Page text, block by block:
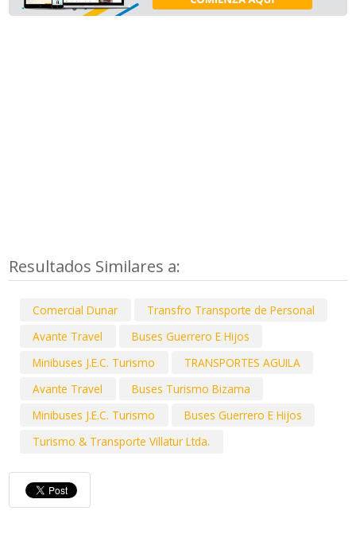
Resultados Similares a:
Comercial Dunar
Transfro Transporte de Personal
Avante Travel
Buses Guerrero E Hijos
Minibuses J.E.C. Turismo
TRANSPORTES AGUILA
Avante Travel
Buses Turismo Bizama
Minibuses J.E.C. Turismo
Buses Guerrero E Hijos
Turismo & Transporte Villatur Ltda.